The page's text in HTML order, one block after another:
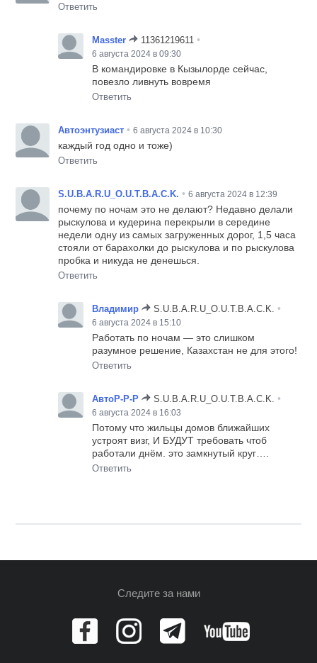
Ответить
Masster 11361219611 •
6 августа 2024 в 09:30
В командировке в Кызылорде сейчас,
повезло ливнуть вовремя
Ответить
Автоэнтузиаст • 6 августа 2024 в 10:30
каждый год одно и тоже)
Ответить
S.U.B.A.R.U_O.U.T.B.A.C.K. • 6 августа 2024 в 12:39
почему по ночам это не делают? Недавно делали
рыскулова и кудерина перекрыли в середине
недели одну из самых загруженных дорог, 1,5 часа
стояли от барахолки до рыскулова и по рыскулова
пробка и никуда не денешься.
Ответить
Владимир S.U.B.A.R.U_O.U.T.B.A.C.K. •
6 августа 2024 в 15:10
Работать по ночам — это слишком
разумное решение, Казахстан не для этого!
Ответить
АвтоР-Р-Р S.U.B.A.R.U_O.U.T.B.A.C.K. •
6 августа 2024 в 16:03
Потому что жильцы домов ближайших
устроят визг, И БУДУТ требовать чтоб
работали днём. это замкнутый круг….
Ответить
Следите за нами